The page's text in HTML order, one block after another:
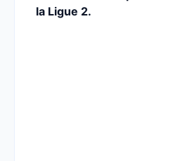
la Ligue 2.